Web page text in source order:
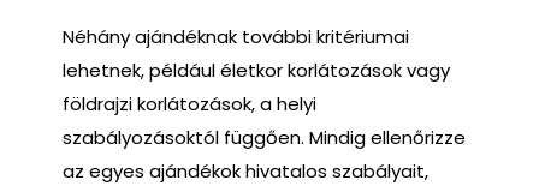
Néhány ajándéknak további kritériumai
lehetnek, például életkor korlátozások vagy
földrajzi korlátozások, a helyi
szabályozásoktól függően. Mindig ellenőrizze
az egyes ajándékok hivatalos szabályait,